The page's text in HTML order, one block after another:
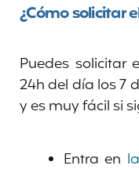
¿Cómo solicitar
Puedes solicitar
24h del día los 7
y es muy fácil si
Entra en